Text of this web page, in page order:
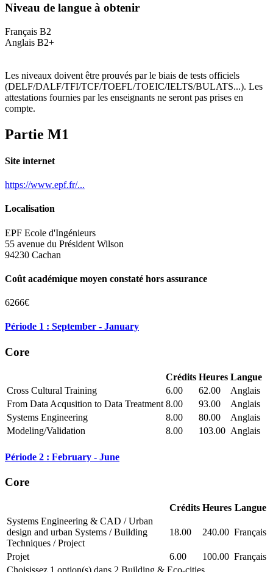
Niveau de langue à obtenir
Français B2
Anglais B2+
Les niveaux doivent être prouvés par le biais de tests officiels
(DELF/DALF/TFI/TCF/TOEFL/TOEIC/IELTS/BULATS...). Les
attestations fournies par les enseignants ne seront pas prises en
compte.
Partie M1
Site internet
https://www.epf.fr/...
Localisation
EPF Ecole d'Ingénieurs
55 avenue du Président Wilson
94230 Cachan
Coût académique moyen constaté hors assurance
6266€
Période 1 : September - January
Core
Crédits Heures Langue
Cross Cultural Training
6.00 62.00
Anglais
From Data Acqusition to Data Treatment 8.00 93.00
Anglais
Systems Engineering
8.00 80.00
Anglais
Modeling/Validation
8.00 103.00 Anglais
Période 2 : February - June
Core
Crédits Heures Langue
Systems Engineering & CAD / Urban
design and urban Systems / Building
Techniques / Project
18.00 240.00 Français
Projet 6.00 100.00 Français
Choisissez 1 option(s) dans 2 Building & Eco-cities